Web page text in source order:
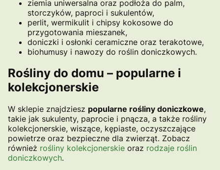
ziemia uniwersalna oraz podłoża do palm,
storczyków, paproci i sukulentów,
perlit, wermikulit i chipsy kokosowe do
przygotowania mieszanek,
doniczki i osłonki ceramiczne oraz terakotowe,
biohumusy i nawozy do roślin doniczkowych.
Rośliny do domu – popularne i
kolekcjonerskie
W sklepie znajdziesz popularne rośliny doniczkowe,
takie jak sukulenty, paprocie i pnącza, a także rośliny
kolekcjonerskie, wiszące, kępiaste, oczyszczające
powietrze oraz bezpieczne dla zwierząt. Zobacz
również rośliny kolekcjonerskie oraz rodzaje roślin
doniczkowych.